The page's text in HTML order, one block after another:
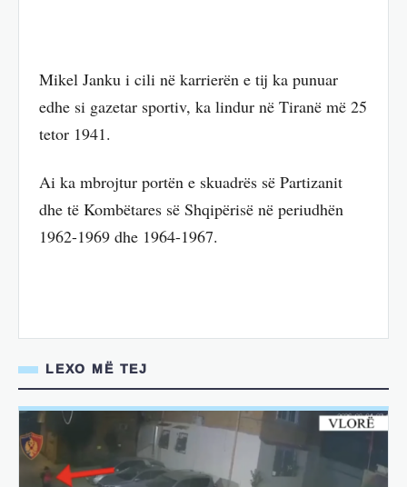
Mikel Janku i cili në karrierën e tij ka punuar
edhe si gazetar sportiv, ka lindur në Tiranë më 25
tetor 1941.
Ai ka mbrojtur portën e skuadrës së Partizanit
dhe të Kombëtares së Shqipërisë në periudhën
1962-1969 dhe 1964-1967.
LEXO MË TEJ